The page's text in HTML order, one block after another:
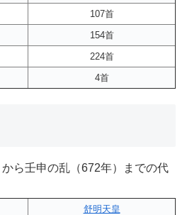
107首
154首
224首
4首
ら壬申の乱（672年）までの代
舒明天皇